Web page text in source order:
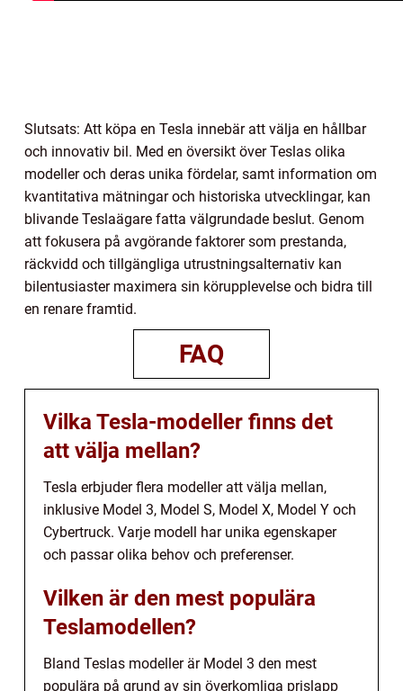
Slutsats: Att köpa en Tesla innebär att välja en hållbar
och innovativ bil. Med en översikt över Teslas olika
modeller och deras unika fördelar, samt information om
kvantitativa mätningar och historiska utvecklingar, kan
blivande Teslaägare fatta välgrundade beslut. Genom
att fokusera på avgörande faktorer som prestanda,
räckvidd och tillgängliga utrustningsalternativ kan
bilentusiaster maximera sin körupplevelse och bidra till
en renare framtid.
FAQ
Vilka Tesla-modeller finns det
att välja mellan?
Tesla erbjuder flera modeller att välja mellan,
inklusive Model 3, Model S, Model X, Model Y och
Cybertruck. Varje modell har unika egenskaper
och passar olika behov och preferenser.
Vilken är den mest populära
Teslamodellen?
Bland Teslas modeller är Model 3 den mest
populära på grund av sin överkomliga prislapp